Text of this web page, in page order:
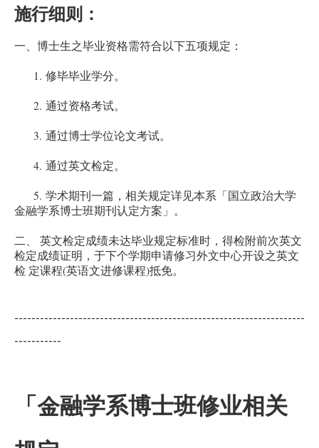
施行细则：
一、博士生之毕业资格需符合以下五项规定：
1. 修毕毕业学分。
2. 通过资格考试。
3. 通过博士学位论文考试。
4. 通过英文检定。
5. 学术期刊一篇，相关规定详见本系「国立政治大学
金融学系博士班期刊认定方案」。
二
英文检定成绩未达毕业规定标准时，得检附前次英文
检定成绩证明，于下个学期申请修习外文中心开设之英文
检 定课程(英语文进修课程)抵免。
--------------------------------------------------------------------
-----------
「金融学系博士班修业相关